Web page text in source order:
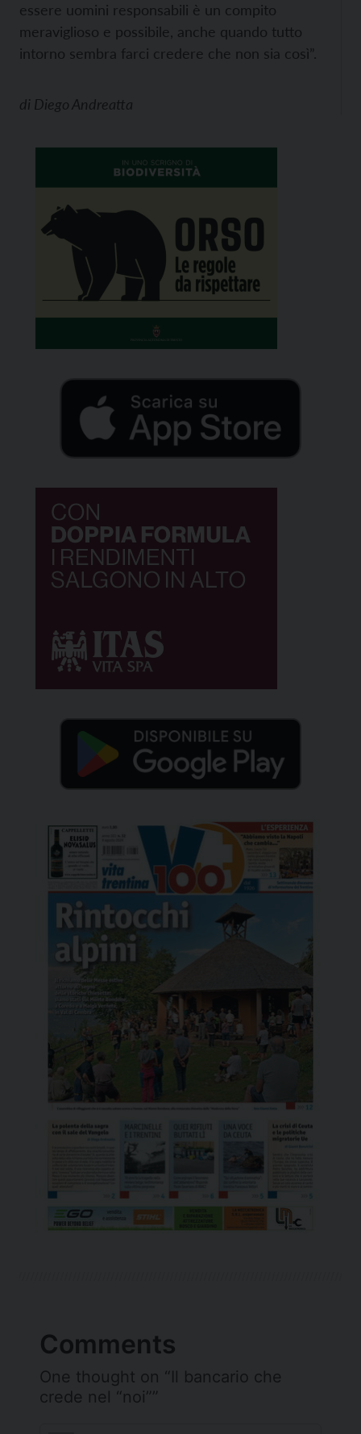
essere uomini responsabili è un compito
meraviglioso e possibile, anche quando tutto
intorno sembra farci credere che non sia così”.
di Diego Andreatta
Comments
One thought on “Il bancario che
crede nel “noi””